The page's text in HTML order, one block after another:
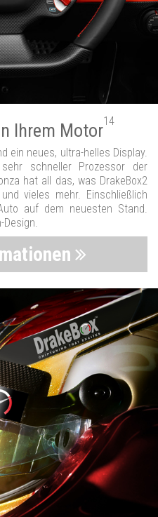
Ihrem Motor14
ein neues, ultra-helles Display.
schneller Prozessor der
hat all das, was DrakeBox2
vieles mehr. Einschließlich
auf dem neuesten Stand.